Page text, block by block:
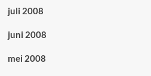
juli 2008
juni 2008
mei 2008